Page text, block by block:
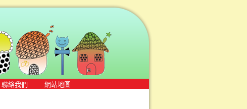
聯絡我們 網站地圖